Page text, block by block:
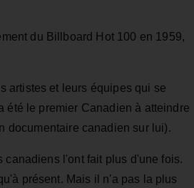
du Billboard Hot 100 en 1959,
artistes et leurs équipes qui se
été le premier Canadien à atteindre
documentaire canadien sur lui).
l'ont fait plus d'une fois.
présent. Mais il n'a pas la plus